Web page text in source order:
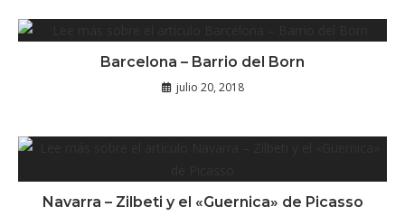
Barcelona – Barrio del Born
julio 20, 2018
Navarra – Zilbeti y el «Guernica» de Picasso